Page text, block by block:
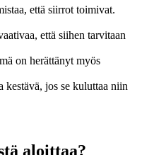
että siirrot toimivat.
että siihen tarvitaan
on herättänyt myös
jos se kuluttaa niin
aloittaa?